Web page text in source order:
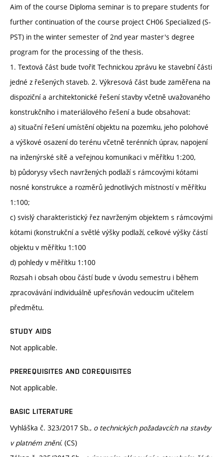
Aim of the course Diploma seminar is to prepare students for
further continuation of the course project CH06 Specialized (S-
PST) in the winter semester of 2nd year master's degree
program for the processing of the thesis.
1. Textová část bude tvořit Technickou zprávu ke stavební části
jedné z řešených staveb. 2. Výkresová část bude zaměřena na
dispoziční a architektonické řešení stavby včetně uvažovaného
konstrukčního i materiálového řešení a bude obsahovat:
a) situační řešení umístění objektu na pozemku, jeho polohové
a výškové osazení do terénu včetně terénních úprav, napojení
na inženýrské sítě a veřejnou komunikaci v měřítku 1:200,
b) půdorysy všech navržených podlaží s rámcovými kótami
nosné konstrukce a rozměrů jednotlivých místností v měřítku
1:100;
c) svislý charakteristický řez navrženým objektem s rámcovými
kótami (konstrukční a světlé výšky podlaží, celkové výšky částí
objektu v měřítku 1:100
d) pohledy v měřítku 1:100
Rozsah i obsah obou částí bude v úvodu semestru i během
zpracovávání individuálně upřesňován vedoucím učitelem
předmětu.
STUDY AIDS
Not applicable.
PREREQUISITES AND COREQUISITES
Not applicable.
BASIC LITERATURE
Vyhláška č. 323/2017 Sb., o technických požadavcích na stavby
v platném znění. (CS)